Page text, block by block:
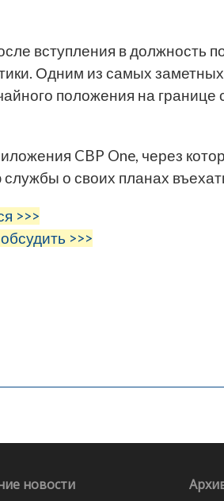
вступления в должность
Одним из самых
положения на границе
CBP One, через
о своих планах
>>>
>>>
новости